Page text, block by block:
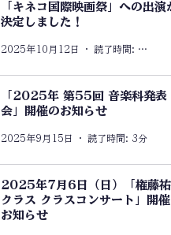
「キネコ国際映画祭」への出演
決定しました！
2025年10月12日 読了時間: 1分
「2025年 第55回 音楽科発表
会」開催のお知らせ
2025年9月15日 読了時間: 3分
2025年7月6日（日）「権藤祐
クラス クラスコンサート」開催
お知らせ